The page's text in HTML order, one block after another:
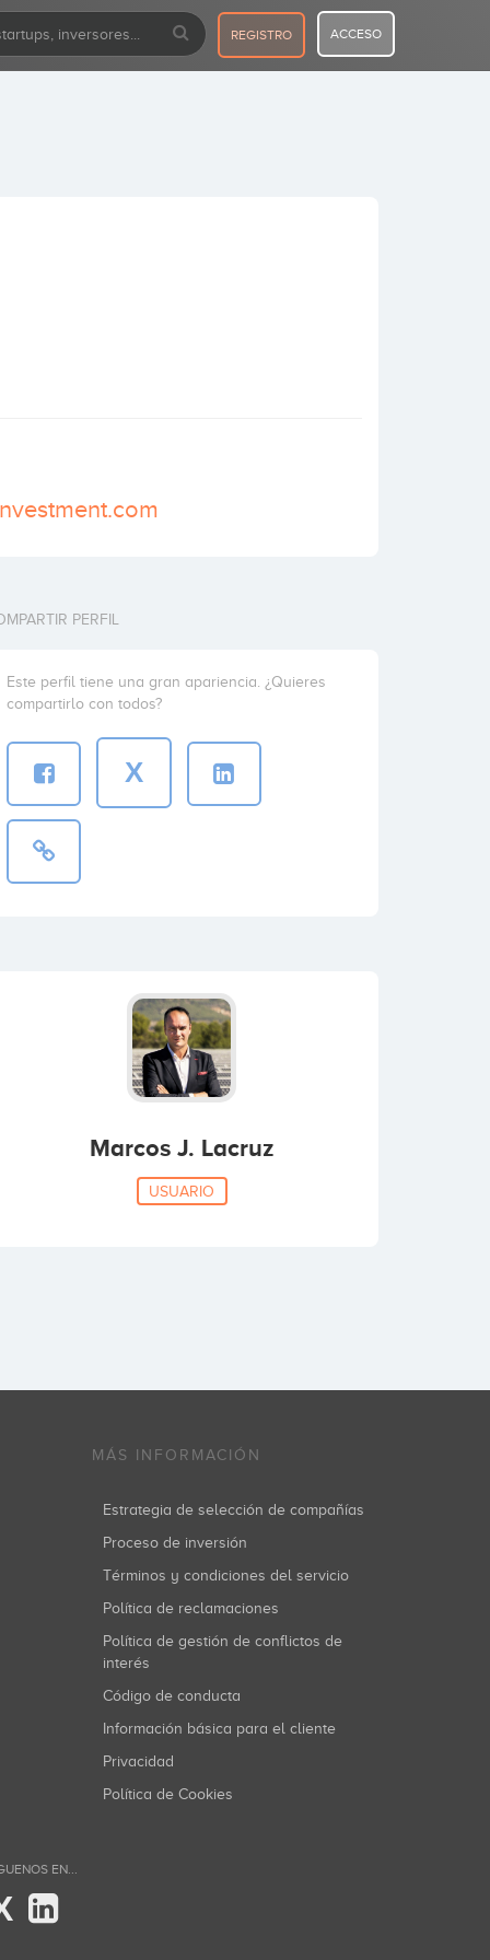
REGISTRO ACCESO
PERFIL
Este perfil tiene una gran apariencia. ¿Quieres
compartirlo con todos?
X
Marcos J. Lacruz
USUARIO
MÁS INFORMACIÓN
Estrategia de selección de compañías
Proceso de inversión
Términos y condiciones del servicio
Política de reclamaciones
Política de gestión de conflictos de
interés
Código de conducta
Información básica para el cliente
Privacidad
Política de Cookies
EN...